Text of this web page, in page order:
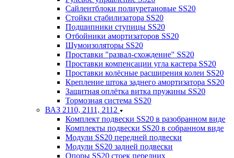
Сайлентблоки полиуретановые SS20
Стойки стабилизатора SS20
Подшипники ступицы SS20
Отбойники амортизаторов SS20
Шумоизоляторы SS20
Проставки "развал-схождение" SS20
Проставки компенсации угла кастера SS20
Проставки колёсные расширения колеи SS20
Крепление штока заднего амортизатора SS20
Защитная оплётка витка пружины SS20
Тормозная система SS20
ВАЗ 2110, 2111, 2112
Комплект подвески SS20 в разобранном виде
Комплекты подвески SS20 в собранном виде
Модули SS20 передней подвески
Модули SS20 задней подвески
Опоры SS20 стоек передних